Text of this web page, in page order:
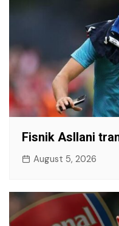
Fisnik Asllani
August 5, 2026